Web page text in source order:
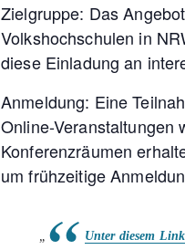
Zielgruppe: Das
Volkshochschulen in
diese Einladung an
Anmeldung: Eine
Online-Veranstaltungen
Konferenzräumen
um frühzeitige
Unter diesem